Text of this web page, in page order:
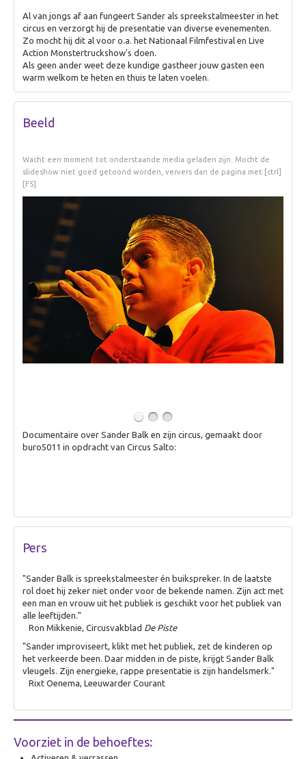
Over Leren & inspireren
Theater Inc.
Workshops
Dagvoorzitters
Al van jongs af aan fungeert Sander als spreekstalmeester in het
circus en verzorgt hij de presentatie van diverse evenementen.
Zo mocht hij dit al voor o.a. het Nationaal Filmfestival en Live
Action Monstertruckshow's doen.
Als geen ander weet deze kundige gastheer jouw gasten een
warm welkom te heten en thuis te laten voelen.
Beeld
Wacht een moment tot onderstaande media geladen zijn. Mocht de
slideshow niet goed getoond worden, ververs dan de pagina met [ctrl]
[F5]
Documentaire over Sander Balk en zijn circus, gemaakt door
buro5011 in opdracht van Circus Salto:
Pers
"Sander Balk is spreekstalmeester én buikspreker. In de laatste
rol doet hij zeker niet onder voor de bekende namen. Zijn act met
een man en vrouw uit het publiek is geschikt voor het publiek van
alle leeftijden."
Ron Mikkenie, Circusvakblad De Piste
"Sander improviseert, klikt met het publiek, zet de kinderen op
het verkeerde been. Daar midden in de piste, krijgt Sander Balk
vleugels. Zijn energieke, rappe presentatie is zijn handelsmerk."
Rixt Oenema, Leeuwarder Courant
Voorziet in de behoeftes: